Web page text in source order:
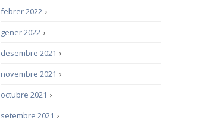
›
febrer 2022
›
gener 2022
›
desembre 2021
›
novembre 2021
›
octubre 2021
›
setembre 2021